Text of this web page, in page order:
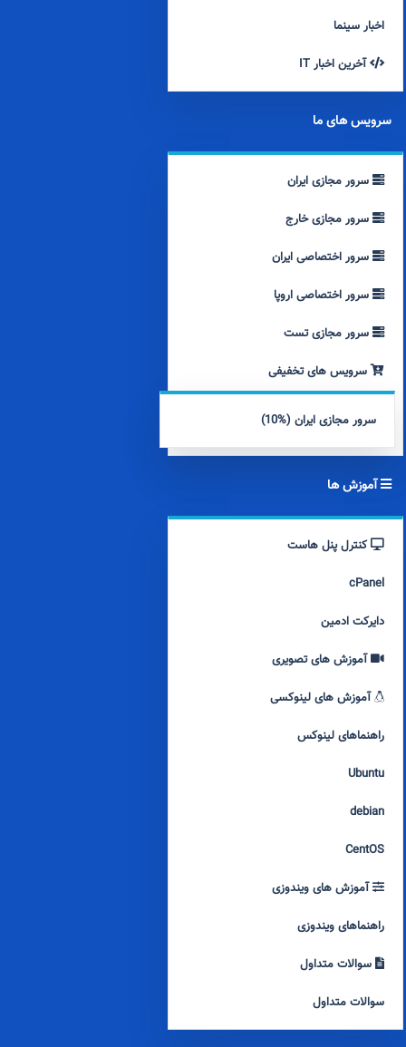
اخبار سینما
آخرین اخبار IT
سرویس های ما
سرور مجازی ایران
سرور مجازی خارج
سرور اختصاصی ایران
سرور اختصاصی اروپا
سرور مجازی تست
سرویس های تخفیفی
سرور مجازی ایران (%10)
آموزش ها
کنترل پنل هاست
cPanel
دایرکت ادمین
آموزش های تصویری
آموزش های لینوکسی
راهنماهای لینوکس
Ubuntu
debian
CentOS
آموزش های ویندوزی
راهنماهای ویندوزی
سوالات متداول
سوالات متداول